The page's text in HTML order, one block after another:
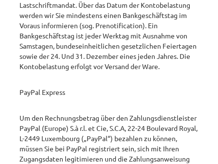
Lastschriftmandat. Über das Datum der Kontobelastung
werden wir Sie mindestens einen Bankgeschäftstag im
Voraus informieren (sog. Prenotification). Ein
Bankgeschäftstag ist jeder Werktag mit Ausnahme von
Samstagen, bundeseinheitlichen gesetzlichen Feiertagen
sowie der 24. Und 31. Dezember eines jeden Jahres. Die
Kontobelastung erfolgt vor Versand der Ware.
PayPal Express
Um den Rechnungsbetrag über den Zahlungsdienstleister
PayPal (Europe) S.à r.l. et Cie, S.C.A, 22-24 Boulevard Royal,
L-2449 Luxembourg („PayPal“) bezahlen zu können,
müssen Sie bei PayPal registriert sein, sich mit Ihren
Zugangsdaten legitimieren und die Zahlungsanweisung